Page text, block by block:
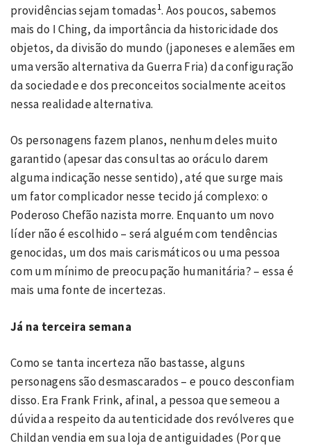
providências sejam tomadas1. Aos poucos, sabemos
mais do I Ching, da importância da historicidade dos
objetos, da divisão do mundo (japoneses e alemães em
uma versão alternativa da Guerra Fria) da configuração
da sociedade e dos preconceitos socialmente aceitos
nessa realidade alternativa.
Os personagens fazem planos, nenhum deles muito
garantido (apesar das consultas ao oráculo darem
alguma indicação nesse sentido), até que surge mais
um fator complicador nesse tecido já complexo: o
Poderoso Chefão nazista morre. Enquanto um novo
líder não é escolhido – será alguém com tendências
genocidas, um dos mais carismáticos ou uma pessoa
com um mínimo de preocupação humanitária? – essa é
mais uma fonte de incertezas.
Já na terceira semana
Como se tanta incerteza não bastasse, alguns
personagens são desmascarados – e pouco desconfiam
disso. Era Frank Frink, afinal, a pessoa que semeou a
dúvida a respeito da autenticidade dos revólveres que
Childan vendia em sua loja de antiguidades (Por que